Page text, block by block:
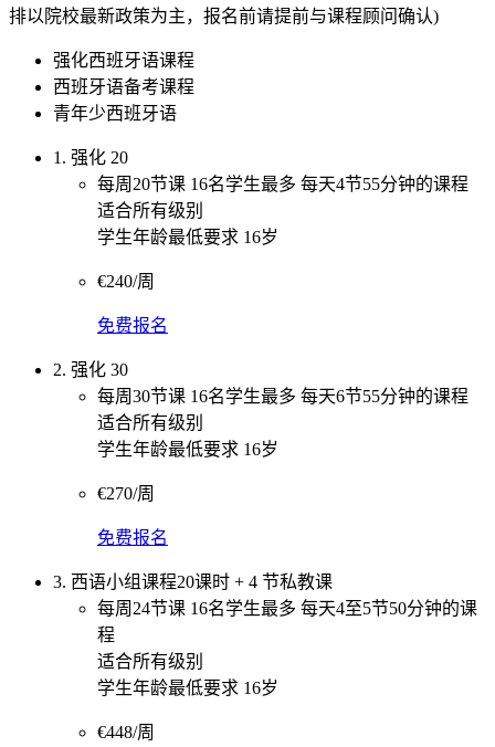
排以院校最新政策为主，报名前请提前与课程顾问确认)
强化西班牙语课程
西班牙语备考课程
青年少西班牙语
1. 强化 20
每周20节课 16名学生最多 每天4节55分钟的课程
适合所有级别
学生年龄最低要求 16岁
€240/周
免费报名
2. 强化 30
每周30节课 16名学生最多 每天6节55分钟的课程
适合所有级别
学生年龄最低要求 16岁
€270/周
免费报名
3. 西语小组课程20课时 + 4 节私教课
每周24节课 16名学生最多 每天4至5节50分钟的课
程
适合所有级别
学生年龄最低要求 16岁
€448/周